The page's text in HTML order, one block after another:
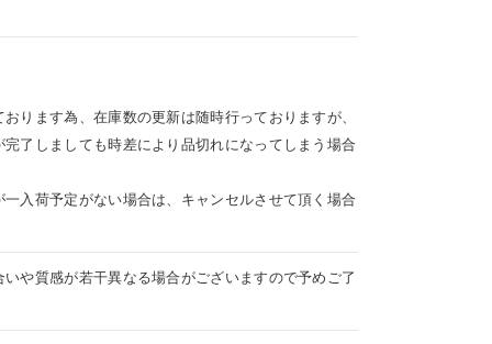
ります為、在庫数の更新は随時行っておりますが、
了しましても時差により品切れになってしまう場合
入荷予定がない場合は、キャンセルさせて頂く場合
や質感が若干異なる場合がございますので予めご了